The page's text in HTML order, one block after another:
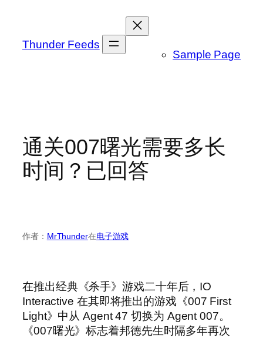
Thunder Feeds
Sample Page
通关007曙光需要多长
时间？已回答
作者： MrThunder在电子游戏
在推出经典《杀手》游戏二十年后，IO
Interactive 在其即将推出的游戏《007 First
Light》中从 Agent 47 切换为 Agent 007。
《007曙光》标志着邦德先生时隔多年再次